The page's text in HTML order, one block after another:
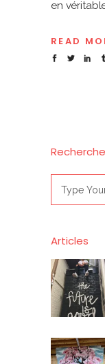
en
READ
for:
Articles